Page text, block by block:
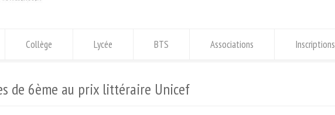
Collège Lycée BTS Associations Inscriptions
de 6ème au prix littéraire Unicef